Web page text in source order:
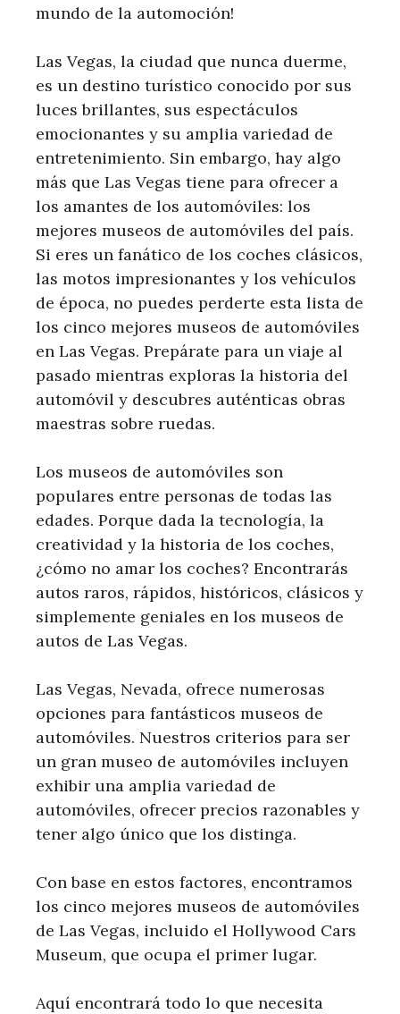
mundo de la automoción!
Las Vegas, la ciudad que nunca duerme,
es un destino turístico conocido por sus
luces brillantes, sus espectáculos
emocionantes y su amplia variedad de
entretenimiento. Sin embargo, hay algo
más que Las Vegas tiene para ofrecer a
los amantes de los automóviles: los
mejores museos de automóviles del país.
Si eres un fanático de los coches clásicos,
las motos impresionantes y los vehículos
de época, no puedes perderte esta lista de
los cinco mejores museos de automóviles
en Las Vegas. Prepárate para un viaje al
pasado mientras exploras la historia del
automóvil y descubres auténticas obras
maestras sobre ruedas.
Los museos de automóviles son
populares entre personas de todas las
edades. Porque dada la tecnología, la
creatividad y la historia de los coches,
¿cómo no amar los coches? Encontrarás
autos raros, rápidos, históricos, clásicos y
simplemente geniales en los museos de
autos de Las Vegas.
Las Vegas, Nevada, ofrece numerosas
opciones para fantásticos museos de
automóviles. Nuestros criterios para ser
un gran museo de automóviles incluyen
exhibir una amplia variedad de
automóviles, ofrecer precios razonables y
tener algo único que los distinga.
Con base en estos factores, encontramos
los cinco mejores museos de automóviles
de Las Vegas, incluido el Hollywood Cars
Museum, que ocupa el primer lugar.
Aquí encontrará todo lo que necesita